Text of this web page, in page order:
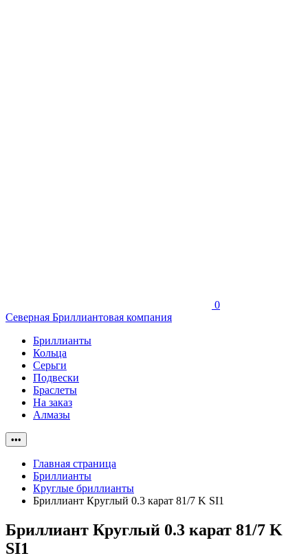
0
Северная Бриллиантовая компания
Бриллианты
Кольца
Серьги
Подвески
Браслеты
На заказ
Алмазы
•••
Главная страница
Бриллианты
Круглые бриллианты
Бриллиант Круглый 0.3 карат 81/7 K SI1
Бриллиант Круглый 0.3 карат 81/7 K
SI1